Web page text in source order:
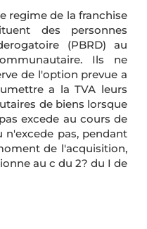
regime de la franchise
des personnes
(PBRD) au
Ils ne
de l'option prevue a
a la TVA leurs
de biens lorsque
excede au cours de
n'excede pas, pendant
de l'acquisition,
au c du 2? du I de